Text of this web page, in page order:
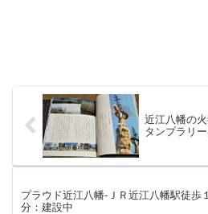
近江八幡の
タンプラリ
プラウド近江八幡-ＪＲ近江八幡駅徒歩１
分：建設中